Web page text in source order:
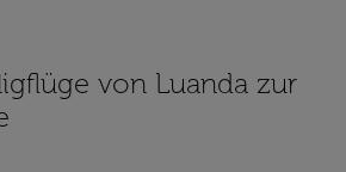
von Luanda zur